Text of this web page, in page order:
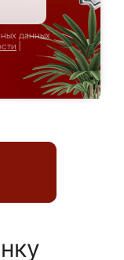
данных